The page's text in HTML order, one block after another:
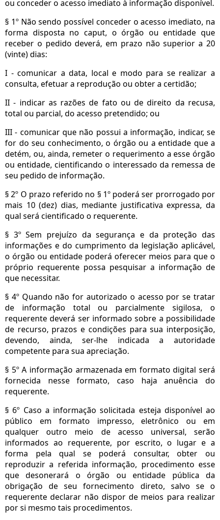
ou conceder o acesso imediato à informação disponível.
§ 1º Não sendo possível conceder o acesso imediato, na
forma disposta no caput, o órgão ou entidade que
receber o pedido deverá, em prazo não superior a 20
(vinte) dias:
I - comunicar a data, local e modo para se realizar a
consulta, efetuar a reprodução ou obter a certidão;
II - indicar as razões de fato ou de direito da recusa,
total ou parcial, do acesso pretendido; ou
III - comunicar que não possui a informação, indicar, se
for do seu conhecimento, o órgão ou a entidade que a
detém, ou, ainda, remeter o requerimento a esse órgão
ou entidade, cientificando o interessado da remessa de
seu pedido de informação.
§ 2º O prazo referido no § 1º poderá ser prorrogado por
mais 10 (dez) dias, mediante justificativa expressa, da
qual será cientificado o requerente.
§ 3º Sem prejuízo da segurança e da proteção das
informações e do cumprimento da legislação aplicável,
o órgão ou entidade poderá oferecer meios para que o
próprio requerente possa pesquisar a informação de
que necessitar.
§ 4º Quando não for autorizado o acesso por se tratar
de informação total ou parcialmente sigilosa, o
requerente deverá ser informado sobre a possibilidade
de recurso, prazos e condições para sua interposição,
devendo, ainda, ser-lhe indicada a autoridade
competente para sua apreciação.
§ 5º A informação armazenada em formato digital será
fornecida nesse formato, caso haja anuência do
requerente.
§ 6º Caso a informação solicitada esteja disponível ao
público em formato impresso, eletrônico ou em
qualquer outro meio de acesso universal, serão
informados ao requerente, por escrito, o lugar e a
forma pela qual se poderá consultar, obter ou
reproduzir a referida informação, procedimento esse
que desonerará o órgão ou entidade pública da
obrigação de seu fornecimento direto, salvo se o
requerente declarar não dispor de meios para realizar
por si mesmo tais procedimentos.